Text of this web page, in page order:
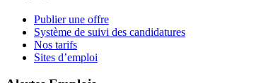
Publier une offre
Système de suivi des candidatures
Nos tarifs
Sites d’emploi